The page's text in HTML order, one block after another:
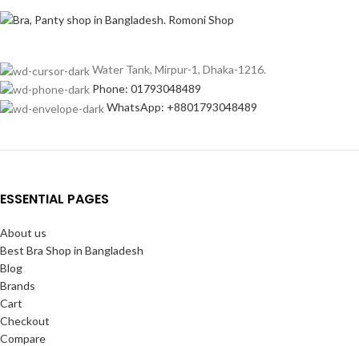
Water Tank, Mirpur-1, Dhaka-1216.
Phone: 01793048489
WhatsApp: +8801793048489
ESSENTIAL PAGES
About us
Best Bra Shop in Bangladesh
Blog
Brands
Cart
Checkout
Compare